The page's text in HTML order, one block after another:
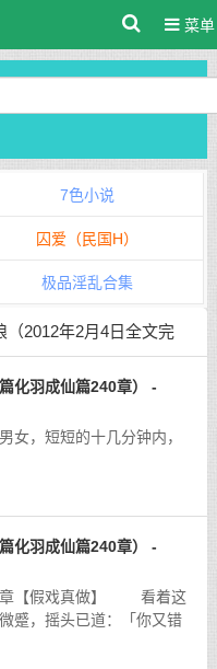
菜单
7色小说
囚爱（民国H）
极品淫乱合集
（2012年2月4日全文完
化羽成仙篇240章） -
，短短的十几分钟内，
化羽成仙篇240章） -
做】 看着这
蹙，摇头已道：「你又错
能，能自称臣妾？」其